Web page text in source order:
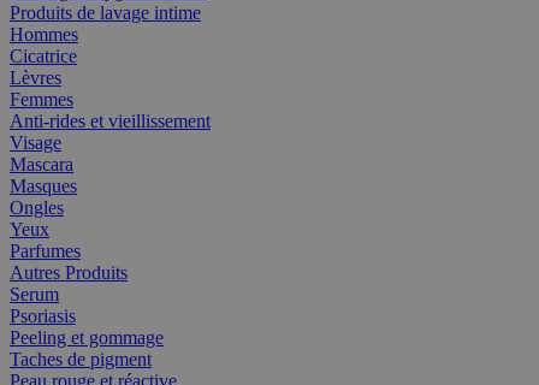
Produits de lavage intime
Hommes
Cicatrice
Lèvres
Femmes
Anti-rides et vieillissement
Visage
Mascara
Masques
Ongles
Yeux
Parfumes
Autres Produits
Serum
Psoriasis
Peeling et gommage
Taches de pigment